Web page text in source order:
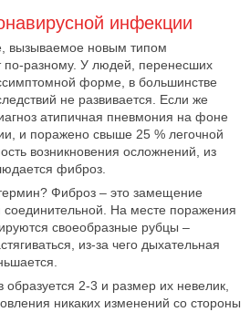
инфекции
вызываемое новым типом
по-разному. У людей, перенесших
форме, в большинстве
не развивается. Если же
атипичная пневмония на фоне
и поражено свыше 25 % легочной
возникновения осложнений, из
фиброз.
Фиброз – это замещение
соединительной. На месте поражения
своеобразные рубцы –
из-за чего дыхательная
2-3 и размер их невелик,
никаких изменений со стороны